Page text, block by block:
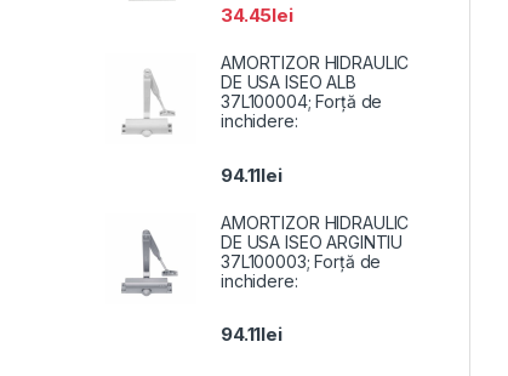
34.45lei
AMORTIZOR HIDRAULIC
DE USA ISEO ALB
37L100004; Forță de
inchidere:
94.11lei
AMORTIZOR HIDRAULIC
DE USA ISEO ARGINTIU
37L100003; Forță de
inchidere:
94.11lei